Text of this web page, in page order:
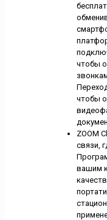
чтобы
чтобы
ZOOM
связи,
вашим